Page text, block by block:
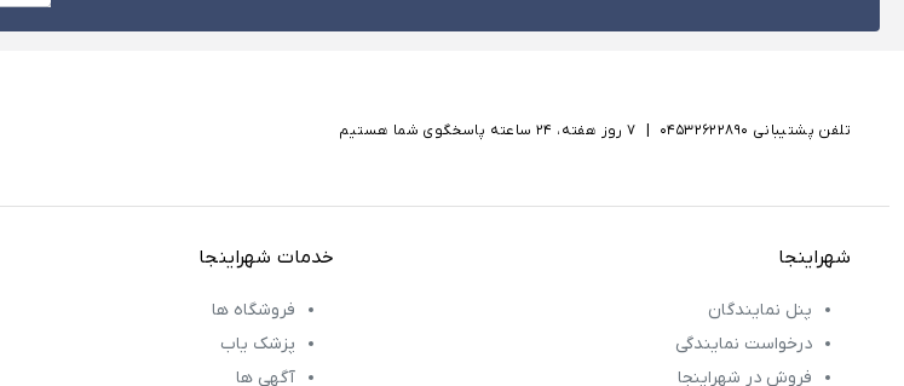
تلفن پشتیبانی 04532622890 ۷ روز هفته، ۲۴ ساعته پاسخگوی شما هستیم
شهراینجا
پنل نمایندگان
درخواست نمایندگی
فروش در شهراینجا
خدمات شهراینجا
فروشگاه ها
پزشک یاب
آگهی ها